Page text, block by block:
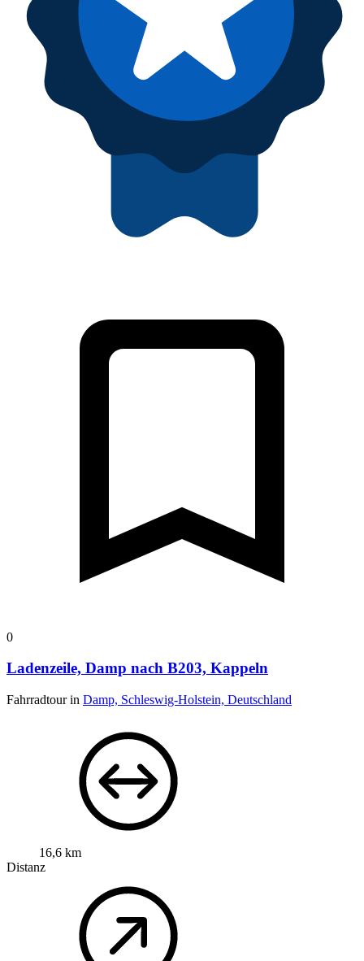
0
Ladenzeile, Damp nach B203, Kappeln
Fahrradtour in Damp, Schleswig-Holstein, Deutschland
16,6 km
Distanz